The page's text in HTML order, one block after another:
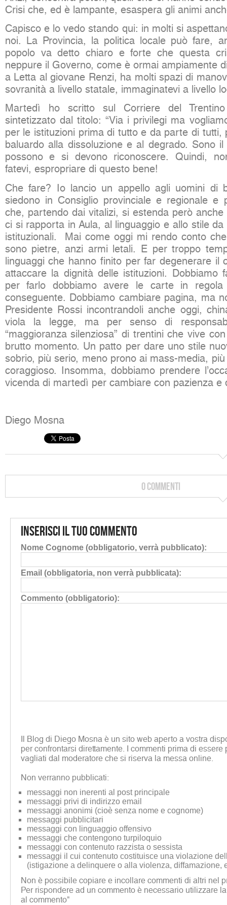
Crisi che, ed è lampante, esaspera gli animi
Capisco e lo vedo stando qui: in molti si
noi. La Provincia, la politica locale può fare,
popolo va detto chiaro e forte che questa
neppure il Governo, come è ormai ampiamente
a Letta al giovane Renzi, ha molti spazi di
sovranità a livello statale, immaginatevi a livello
Martedì ho scritto sul Corriere del
sintetizzato dal titolo: “Via i privilegi ma
per le istituzioni prima di tutto e da parte di tutti,
baluardo alla dissoluzione e al degrado. Sono
possono e si devono riconoscere. Quindi,
fatevi, espropriare di questo bene!
Che fare? Io lancio un appello agli uomini di
siedono in Consiglio provinciale e regionale e
che, partendo dai vitalizi, si estenda però
ci si rapporta in Aula, al linguaggio e allo stile
istituzionali. Mai come oggi mi rendo conto
sono pietre, anzi armi letali. E per troppo
linguaggi che hanno finito per far degenerare il
attaccare la dignità delle istituzioni. Dobbiamo
per farlo dobbiamo avere le carte in regola
conseguente. Dobbiamo cambiare pagina, ma
Presidente Rossi incontrandoli anche oggi,
viola la legge, ma per senso di
“maggioranza silenziosa” di trentini che vive
brutto momento. Un patto per dare uno stile
sobrio, più serio, meno prono ai mass-media,
coraggioso. Insomma, dobbiamo prendere
vicenda di martedì per cambiare con pazienza e
Diego Mosna
0 Commenti
Inserisci il tuo commento
Nome Cognome (obbligatorio, verrà pubblicato):
Email (obbligatoria, non verrà pubblicata):
Commento (obbligatorio):
Il Blog di Diego Mosna è un sito web aperto a vostra
per confrontarsi direttamente. I commenti prima di essere
vagliati dal moderatore che si riserva la messa online.
Non verranno pubblicati:
messaggi non inerenti al post principale
messaggi privi di indirizzo email
messaggi anonimi (cioè senza nome e cognome)
messaggi pubblicitari
messaggi con linguaggio offensivo
messaggi che contengono turpiloquio
messaggi con contenuto razzista o sessista
messaggi il cui contenuto costituisce una violazione
(istigazione a delinquere o alla violenza, diffamazione,
Non è possibile copiare e incollare commenti di altri nel
Per rispondere ad un commento è necessario utilizzare
al commento"